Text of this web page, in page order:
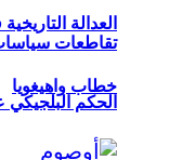
العدالة
الحكم البلجيكي
تقاطعات
خطاب واهيغويا